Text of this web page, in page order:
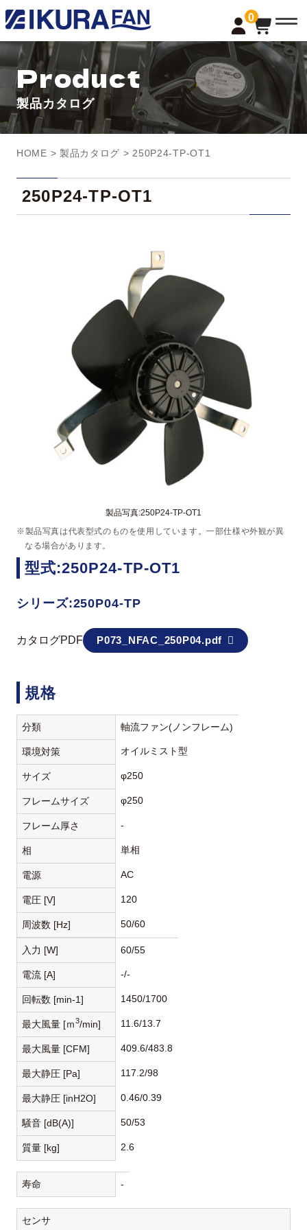
0
t
o
g
l
e
a
v
i
g
a
n
Product
製品カタログ
HOME > 製品カタログ > 250P24-TP-OT1
250P24-TP-OT1
製品写真:250P24-TP-OT1
※製品写真は代表型式のものを使用しています。一部仕様や外観が異
なる場合があります。
型式:250P24-TP-OT1
シリーズ:250P04-TP
カタログPDF P073_NFAC_250P04.pdf
規格
分類 軸流ファン(ノンフレーム)
環境対策 オイルミスト型
サイズ φ250
フレームサイズ φ250
フレーム厚さ -
相 単相
電源 AC
電圧 [V] 120
周波数 [Hz] 50/60
入力 [W] 60/55
電流 [A] -/-
回転数 [min-1] 1450/1700
最大風量 [ｍ3/min] 11.6/13.7
最大風量 [CFM] 409.6/483.8
最大静圧 [Pa] 117.2/98
最大静圧 [inH2O] 0.46/0.39
騒音 [dB(A)] 50/53
質量 [kg] 2.6
寿命 -
センサ